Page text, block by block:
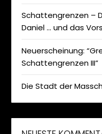
Schattengrenzen –
Daniel … und das
Neuerscheinung:
Schattengrenzen III”
Die Stadt der